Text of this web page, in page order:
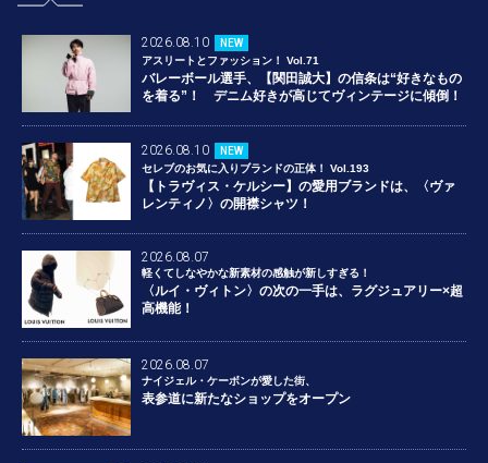
2026.08.10
NEW
アスリートとファッション！ Vol.71
バレーボール選手、【関田誠大】の信条は“好きなもの
を着る”！ デニム好きが高じてヴィンテージに傾倒！
2026.08.10
NEW
セレブのお気に入りブランドの正体！ Vol.193
【トラヴィス・ケルシー】の愛用ブランドは、〈ヴァ
レンティノ〉の開襟シャツ！
2026.08.07
軽くてしなやかな新素材の感触が新しすぎる！
〈ルイ・ヴィトン〉の次の一手は、ラグジュアリー×超
高機能！
2026.08.07
ナイジェル・ケーボンが愛した街、
表参道に新たなショップをオープン